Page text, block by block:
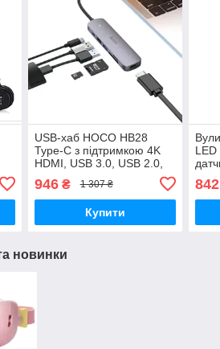
USB-хаб HOCO HB28
Type-C з підтримкою 4K
HDMI, USB 3.0, USB 2.0,
01_535)
946₴ 1 307 ₴
Купити
LED
842
новинки